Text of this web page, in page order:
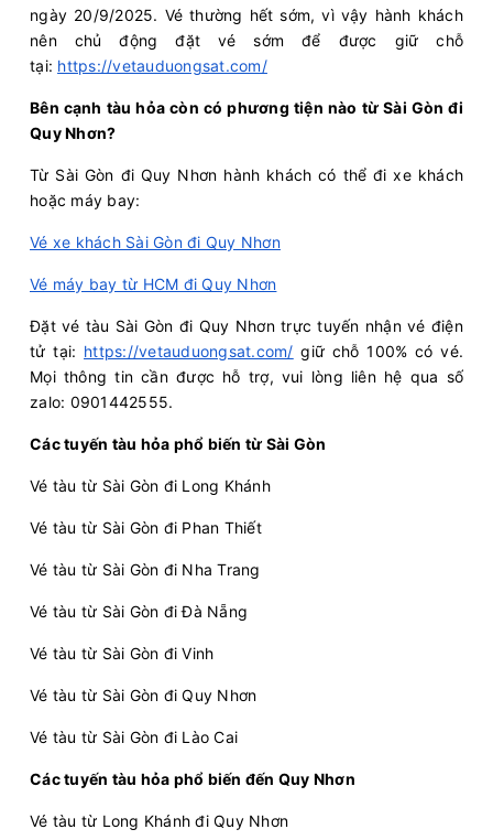
ngày 20/9/2025. Vé thường hết sớm, vì vậy hành khách
nên chủ động đặt vé sớm để được giữ chỗ
tại: https://vetauduongsat.com/
Bên cạnh tàu hỏa còn có phương tiện nào từ Sài Gòn đi
Quy Nhơn?
Từ Sài Gòn đi Quy Nhơn hành khách có thể đi xe khách
hoặc máy bay:
Vé xe khách Sài Gòn đi Quy Nhơn
Vé máy bay từ HCM đi Quy Nhơn
Đặt vé tàu Sài Gòn đi Quy Nhơn trực tuyến nhận vé điện
tử tại: https://vetauduongsat.com/ giữ chỗ 100% có vé.
Mọi thông tin cần được hỗ trợ, vui lòng liên hệ qua số
zalo: 0901442555.
Các tuyến tàu hỏa phổ biến từ Sài Gòn
Vé tàu từ Sài Gòn đi Long Khánh
Vé tàu từ Sài Gòn đi Phan Thiết
Vé tàu từ Sài Gòn đi Nha Trang
Vé tàu từ Sài Gòn đi Đà Nẵng
Vé tàu từ Sài Gòn đi Vinh
Vé tàu từ Sài Gòn đi Quy Nhơn
Vé tàu từ Sài Gòn đi Lào Cai
Các tuyến tàu hỏa phổ biến đến Quy Nhơn
Vé tàu từ Long Khánh đi Quy Nhơn